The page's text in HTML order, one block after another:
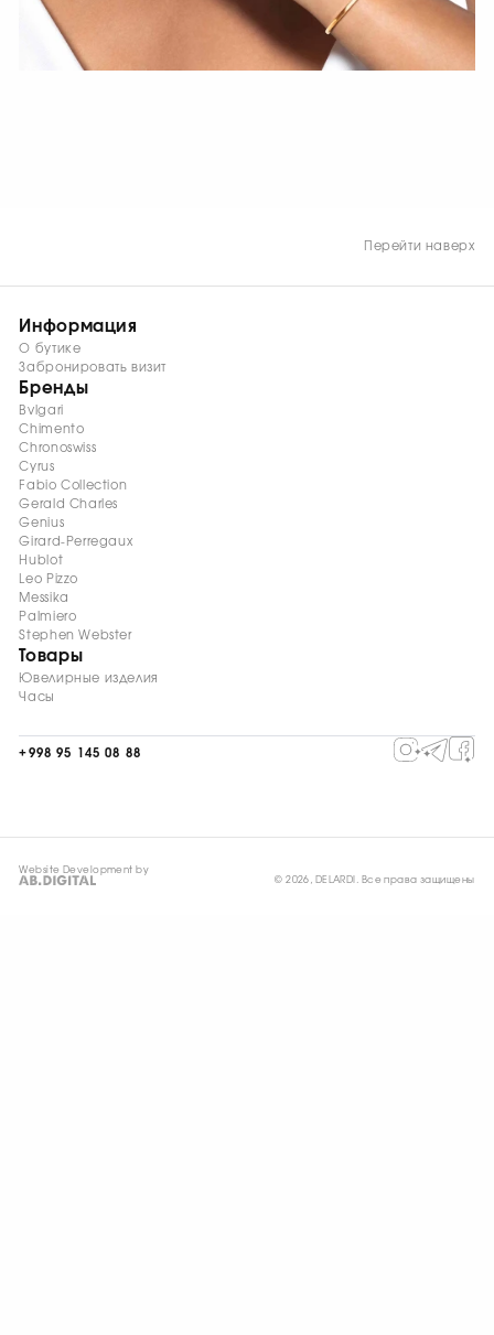
Перейти наверх
Информация
О бутике
Забронировать визит
Бренды
Bvlgari
Chimento
Chronoswiss
Cyrus
Fabio Collection
Gerald Charles
Genius
Girard-Perregaux
Hublot
Leo Pizzo
Messika
Palmiero
Stephen Webster
Товары
Ювелирные изделия
Часы
+998 95 145 08 88
Website Development by
© 2026, DELARDI. Все права защищены